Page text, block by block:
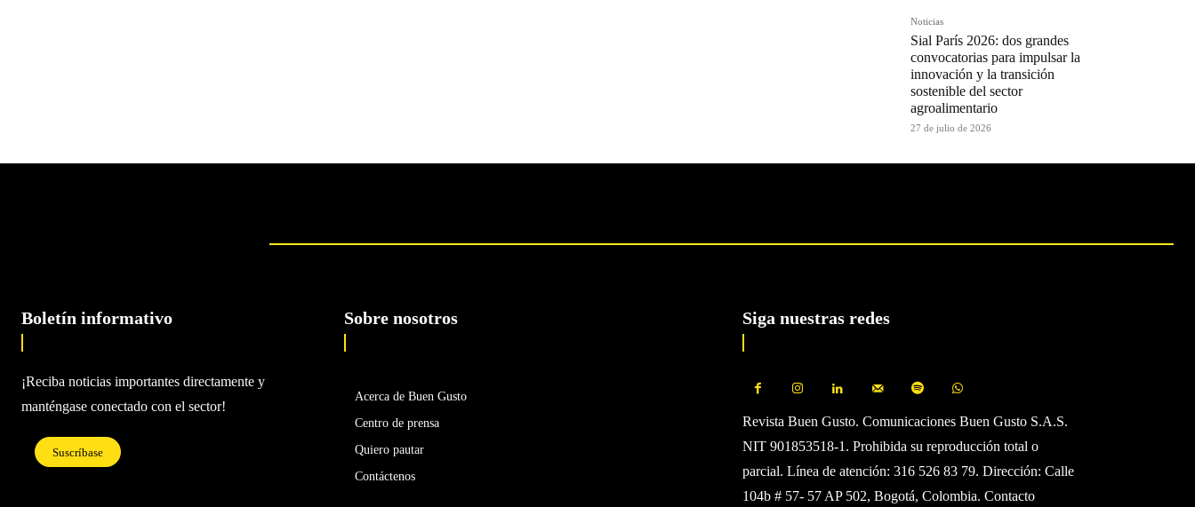
Noticias
Sial París 2026: dos grandes
convocatorias para impulsar la
innovación y la transición
sostenible del sector
agroalimentario
27 de julio de 2026
Boletín informativo
¡Reciba noticias importantes directamente y
manténgase conectado con el sector!
Suscríbase
Sobre nosotros
Acerca de Buen Gusto
Centro de prensa
Quiero pautar
Contáctenos
Siga nuestras redes
Revista Buen Gusto. Comunicaciones Buen Gusto S.A.S.
NIT 901853518-1. Prohibida su reproducción total o
parcial. Línea de atención: 316 526 83 79. Dirección: Calle
104b # 57- 57 AP 502, Bogotá, Colombia. Contacto